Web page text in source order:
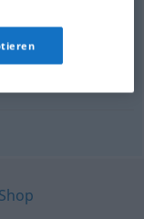
,sensual
,voluptuoso